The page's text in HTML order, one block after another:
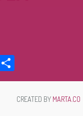
CREATED BY MARTA.CO